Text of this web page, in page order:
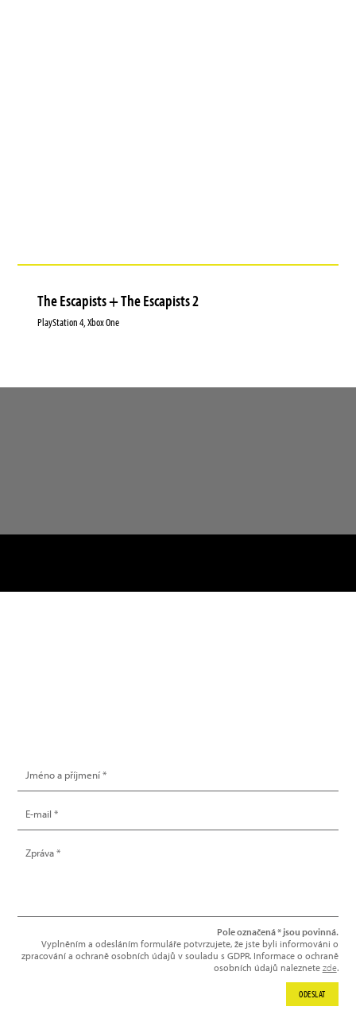
The Escapists + The Escapists 2
PlayStation 4, Xbox One
Pole označená * jsou povinná.
Vyplněním a odesláním formuláře potvrzujete, že jste byli informováni o
zpracování a ochraně osobních údajů v souladu s GDPR. Informace o ochraně
osobních údajů naleznete zde.
ODESLAT